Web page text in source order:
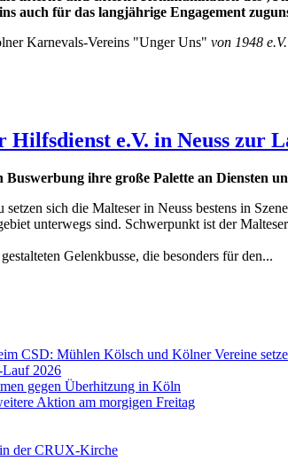
auch für das langjährige Engagement
Karnevals-Vereins "Unger Uns" von 1948 e.V.
e.V. in Neuss zur
ihre große Palette an Diensten
setzen sich die Malteser in Neuss bestens in
unterwegs sind. Schwerpunkt ist der
Gelenkbusse, die besonders für den...
CSD: Mühlen Kölsch und Kölner Vereine
Lauf 2026
gegen Überhitzung in Köln
Aktion am morgigen Freitag
der CRUX-Kirche